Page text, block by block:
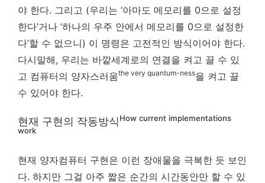
야 한다. 그리고 (우리는 ‘아마도 메모리를 0으로 설정
한다’거나 ‘하나의 우주 안에서 메모리를 0으로 설정한
다’할 수 없으니) 이 명령은 고전적인 방식이어야 한다.
다시말해, 우리는 바깥세계로의 연결을 켜고 끌 수 있
고 컴퓨터의 양자스러움the very quantum-ness을 켜고 끌
수 있어야 한다.
현재 구현의 작동방식How current implementations
work
현재 양자컴퓨터 구현은 이런 장애물을 극복한 듯 보인
다. 하지만 그걸 아주 짧은 순간의 시간동안만 할 수 있